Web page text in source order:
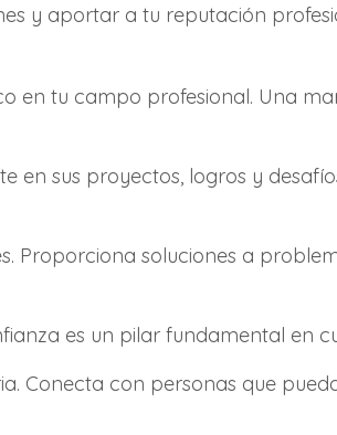
y aportar a tu reputación
en tu campo profesional. Una
en sus proyectos, logros y
Proporciona soluciones a
es un pilar fundamental en
Conecta con personas que